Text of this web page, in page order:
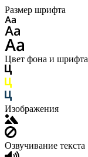
Размер шрифта
Цвет фона и шрифта
Изображения
Озвучивание текста